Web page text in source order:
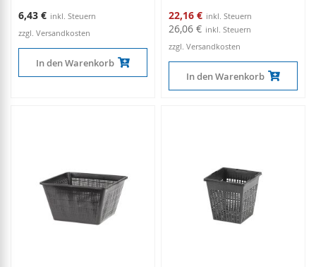
6,43 €
zzgl. Versandkosten
In den Warenkorb
Sonderangebot
22,16 €
26,06 €
zzgl. Versandkosten
In den Warenkorb